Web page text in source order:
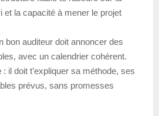
et la capacité à mener le projet
bon auditeur doit annoncer des
avec un calendrier cohérent.
: il doit t’expliquer sa méthode, ses
prévus, sans promesses